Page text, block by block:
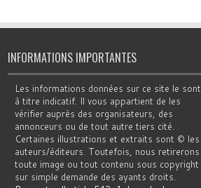
INFORMATIONS IMPORTANTES
Les informations données sur ce site le sont
à titre indicatif. Il vous appartient de les
vérifier auprès des organisateurs, des
annonceurs ou de tout autre tiers cité.
Certaines illustrations et extraits sont © les
auteurs/éditeurs. Toutefois, nous retirerons
toute image ou tout contenu sous copyright
sur simple demande des ayants droits.